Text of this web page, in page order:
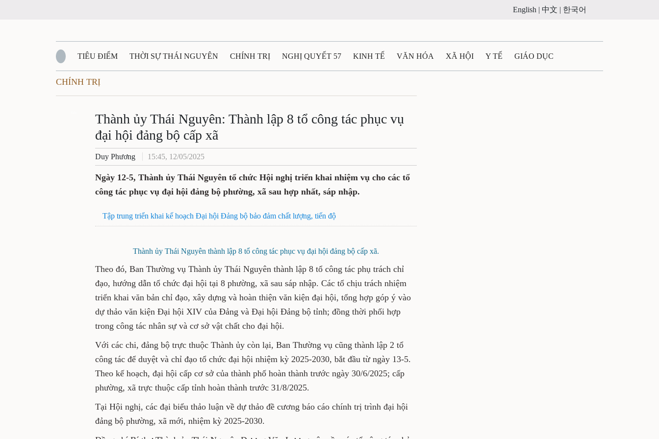
English | 中文 | 한국어
TIÊU ĐIỂM THỜI SỰ THÁI NGUYÊN CHÍNH TRỊ NGHỊ QUYẾT 57 KINH TẾ VĂN HÓA XÃ HỘI Y TẾ GIÁO DỤC
QUỐC PHÒNG - AN NINH
QUÊ HƯƠNG - ĐẤT NƯỚC QUỐC TẾ TÀI NGUYÊN - MÔI TRƯỜNG THỂ THAO
VĂN BẢN, CHÍNH SÁCH MỚI VĂN NGHỆ THÁI NGUYÊN
CHÍNH TRỊ
Thành ủy Thái Nguyên: Thành lập 8 tổ công tác phục vụ
đại hội đảng bộ cấp xã
Duy Phương 15:45, 12/05/2025
Ngày 12-5, Thành ủy Thái Nguyên tổ chức Hội nghị triển khai nhiệm vụ cho các tổ
công tác phục vụ đại hội đảng bộ phường, xã sau hợp nhất, sáp nhập.
Tập trung triển khai kế hoạch Đại hội Đảng bộ bảo đảm chất lượng, tiến độ
Thành ủy Thái Nguyên thành lập 8 tổ công tác phục vụ đại hội đảng bộ cấp xã.
Theo đó, Ban Thường vụ Thành ủy Thái Nguyên thành lập 8 tổ công tác phụ trách chỉ
đạo, hướng dẫn tổ chức đại hội tại 8 phường, xã sau sáp nhập. Các tổ chịu trách nhiệm
triển khai văn bản chỉ đạo, xây dựng và hoàn thiện văn kiện đại hội, tổng hợp góp ý vào
dự thảo văn kiện Đại hội XIV của Đảng và Đại hội Đảng bộ tỉnh; đồng thời phối hợp
trong công tác nhân sự và cơ sở vật chất cho đại hội.
Với các chi, đảng bộ trực thuộc Thành ủy còn lại, Ban Thường vụ cũng thành lập 2 tổ
công tác để duyệt và chỉ đạo tổ chức đại hội nhiệm kỳ 2025-2030, bắt đầu từ ngày 13-5.
Theo kế hoạch, đại hội cấp cơ sở của thành phố hoàn thành trước ngày 30/6/2025; cấp
phường, xã trực thuộc cấp tỉnh hoàn thành trước 31/8/2025.
Tại Hội nghị, các đại biểu thảo luận về dự thảo đề cương báo cáo chính trị trình đại hội
đảng bộ phường, xã mới, nhiệm kỳ 2025-2030.